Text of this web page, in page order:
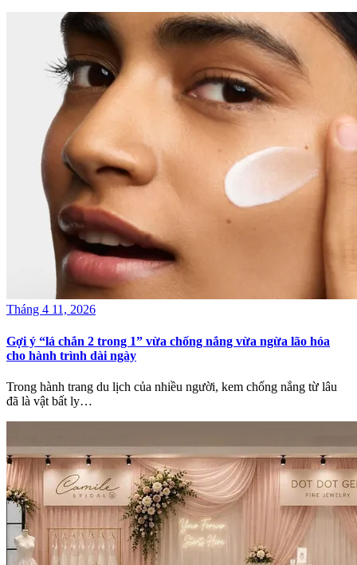
Tháng 4 11, 2026
Gợi ý “lá chắn 2 trong 1” vừa chống nắng vừa ngừa lão hóa
cho hành trình dài ngày
Trong hành trang du lịch của nhiều người, kem chống nắng từ lâu
đã là vật bất ly…